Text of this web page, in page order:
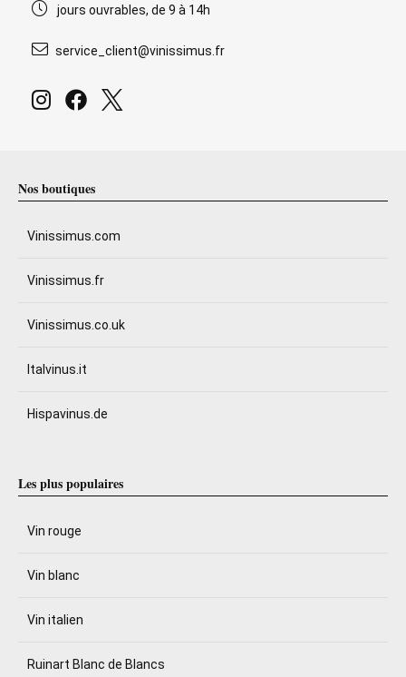
jours ouvrables, de 9 à 14h
service_client@vinissimus.fr
Nos boutiques
Vinissimus.com
Vinissimus.fr
Vinissimus.co.uk
Italvinus.it
Hispavinus.de
Les plus populaires
Vin rouge
Vin blanc
Vin italien
Ruinart Blanc de Blancs